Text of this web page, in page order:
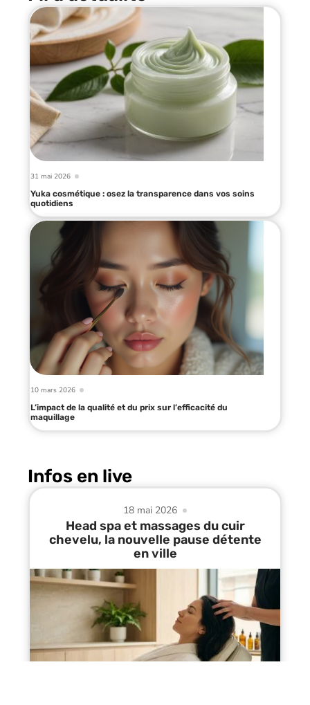
31 mai 2026
Yuka cosmétique : osez la transparence dans vos soins
quotidiens
10 mars 2026
L’impact de la qualité et du prix sur l’efficacité du
maquillage
Infos en live
18 mai 2026
Head spa et massages du cuir
chevelu, la nouvelle pause détente
en ville